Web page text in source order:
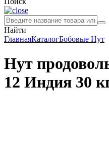
Найти
ГлавнаяКаталогБобовые Нут
Нут
12 Индия 30